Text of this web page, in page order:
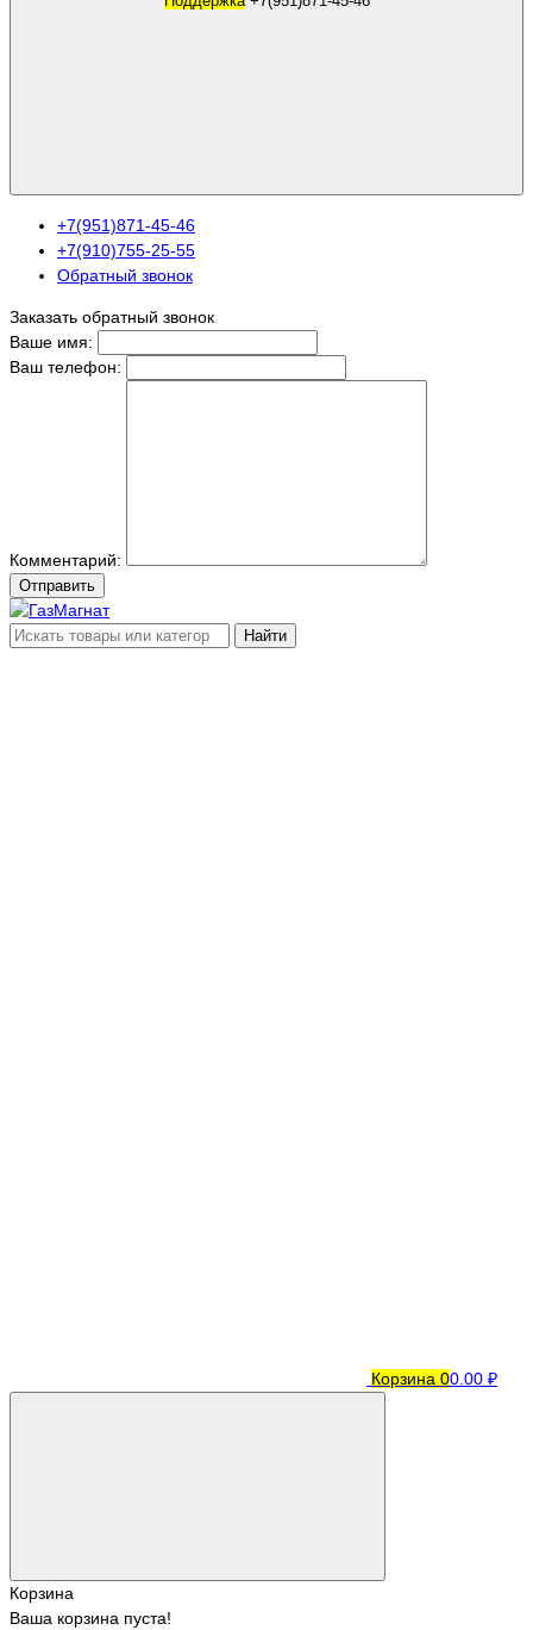
+7(951)871-45-46
+7(910)755-25-55
Обратный звонок
Заказать обратный звонок
Ваше имя:
Ваш телефон:
Комментарий:
Отправить
Найти
Корзина 00.00 ₽
Корзина
Ваша корзина пуста!